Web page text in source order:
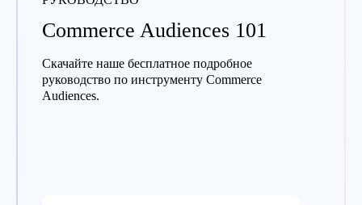
Commerce Audiences 101
Скачайте наше бесплатное подробное
руководство по инструменту Commerce
Audiences.